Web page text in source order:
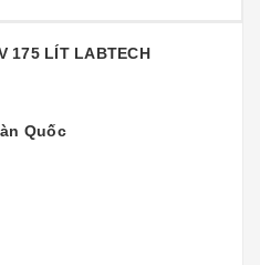
175 LÍT LABTECH
Quốc